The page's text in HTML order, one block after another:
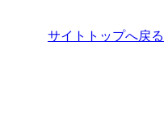
サイトトップへ戻る